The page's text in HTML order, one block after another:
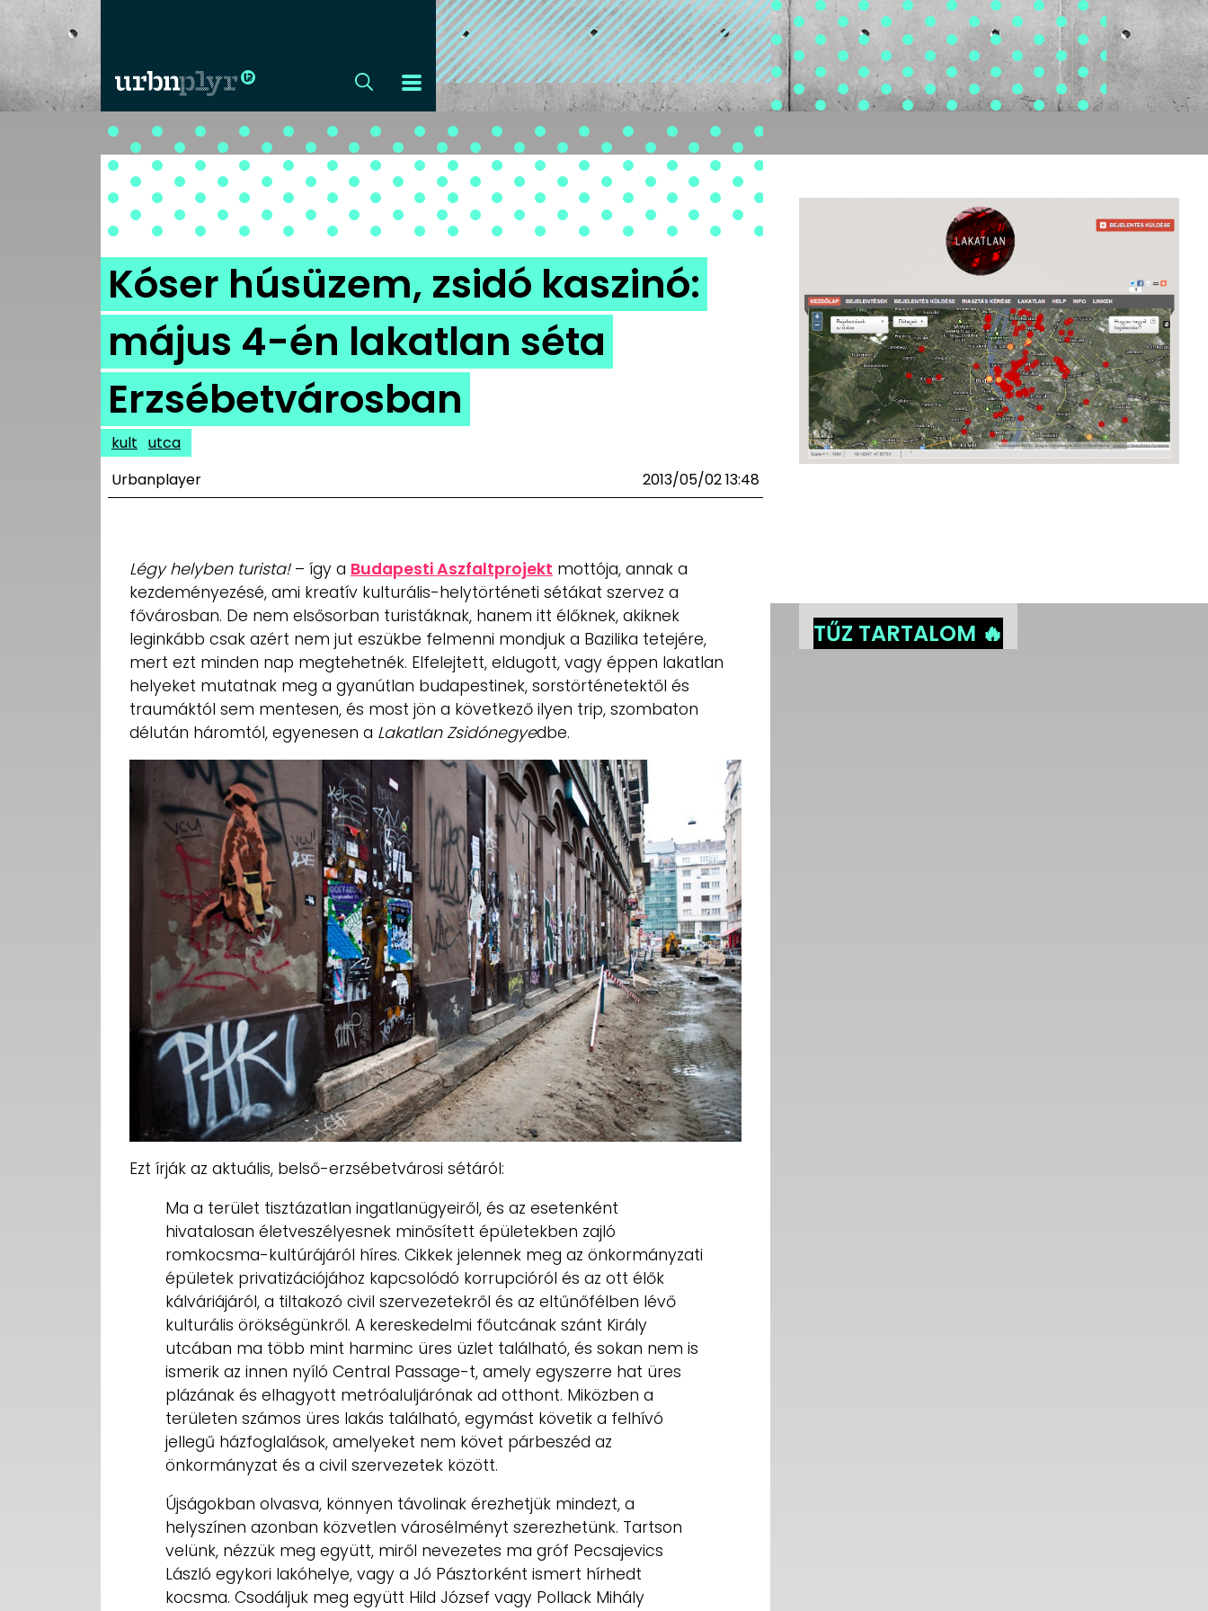
CÍMLAP
DIZÁJN
DIVAT
HIP
KULT
UTCA
MÉDIAAJÁNLAT
TÁJÉKOZTATÓ
Kóser húsüzem, zsidó kaszinó:
május 4-én lakatlan séta
Erzsébetvárosban
kult utca
Urbanplayer
2013/05/02 13:48
Légy helyben turista!– így a Budapesti Aszfaltprojekt mottója, annak a
kezdeményezésé, ami kreatív kulturális-helytörténeti sétákat szervez a
fővárosban. De nem elsősorban turistáknak, hanem itt élőknek, akiknek
leginkább csak azért nem jut eszükbe felmenni mondjuk a Bazilika tetejére,
mert ezt minden nap megtehetnék. Elfelejtett, eldugott, vagy éppen lakatlan
helyeket mutatnak meg a gyanútlan budapestinek, sorstörténetektől és
traumáktól sem mentesen, és most jön a következő ilyen trip, szombaton
délután háromtól, egyenesen a Lakatlan Zsidónegyedbe.
Ezt írják az aktuális, belső-erzsébetvárosi sétáról:
Ma a terület tisztázatlan ingatlanügyeiről, és az esetenként
hivatalosan életveszélyesnek minősített épületekben zajló
romkocsma-kultúrájáról híres. Cikkek jelennek meg az önkormányzati
épületek privatizációjához kapcsolódó korrupcióról és az ott élők
kálváriájáról, a tiltakozó civil szervezetekről és az eltűnőfélben lévő
kulturális örökségünkről. A kereskedelmi főutcának szánt Király
utcában ma több mint harminc üres üzlet található, és sokan nem is
ismerik az innen nyíló Central Passage-t, amely egyszerre hat üres
plázának és elhagyott metróaluljárónak ad otthont. Miközben a
területen számos üres lakás található, egymást követik a felhívó
jellegű házfoglalások, amelyeket nem követ párbeszéd az
önkormányzat és a civil szervezetek között.
Újságokban olvasva, könnyen távolinak érezhetjük mindezt, a
helyszínen azonban közvetlen városélményt szerezhetünk. Tartson
velünk, nézzük meg együtt, miről nevezetes ma gróf Pecsajevics
László egykori lakóhelye, vagy a Jó Pásztorként ismert hírhedt
kocsma. Csodáljuk meg együtt Hild József vagy Pollack Mihály
TŰZ TARTALOM 🔥